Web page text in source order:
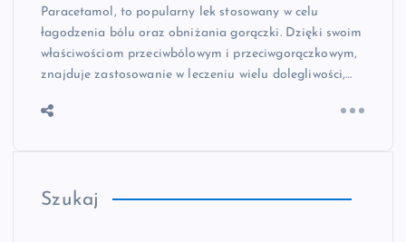
Paracetamol, to popularny lek stosowany w celu
łagodzenia bólu oraz obniżania gorączki. Dzięki swoim
właściwościom przeciwbólowym i przeciwgorączkowym,
znajduje zastosowanie w leczeniu wielu dolegliwości,…
Szukaj